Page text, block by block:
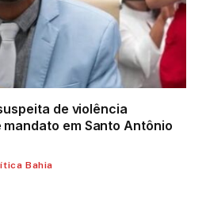
de violência
em Santo Antônio
Bahia